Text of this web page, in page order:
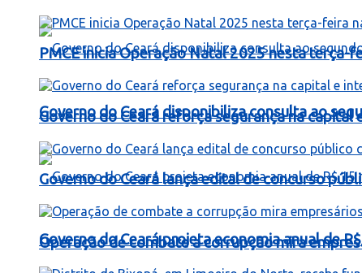
Governo do Ceará disponibiliza consulta ao
Governo do Ceará projeta economia anual de
PMCE inicia Operação Natal 2025 nesta terça-
Governo do Ceará reforça segurança na
Governo do Ceará lança edital de concurso
Operação de combate a corrupção mira